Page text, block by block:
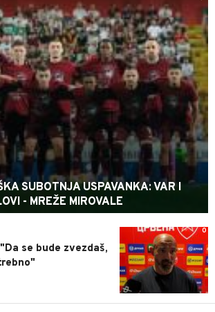
SUBOTNJA USPAVANKA: VAR I
- MREŽE MIROVALE
0
se bude zvezdaš,